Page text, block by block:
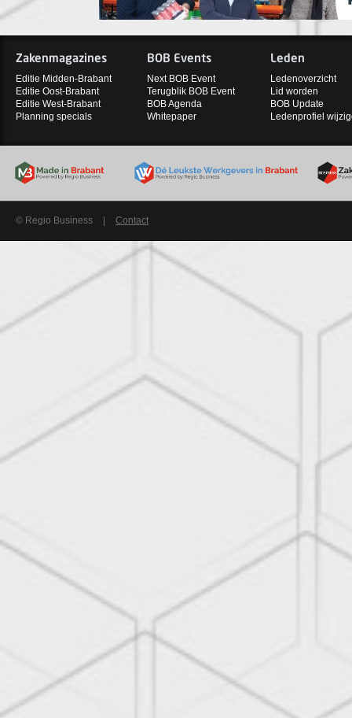
Zakenmagazines
Editie Midden-Brabant
Editie Oost-Brabant
Editie West-Brabant
Planning specials
BOB Events
Next BOB Event
Terugblik BOB Event
BOB Agenda
Whitepaper
Leden
Ledenoverzicht
Lid worden
BOB Update
Ledenprofiel
© Regio Business Contact